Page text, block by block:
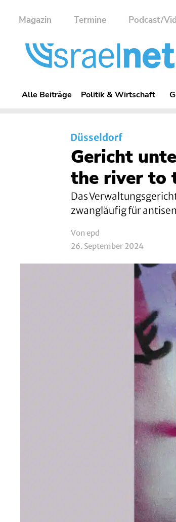
Magazin Termine Podcast/
Alle Beiträge Politik & Wirtschaft
Düsseldorf
Gericht
the river to
Das
zwangläufig für
Von epd
26. September 2024